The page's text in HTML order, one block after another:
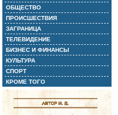
ОБЩЕСТВО
ПРОИСШЕСТВИЯ
ЗАГРАНИЦА
ТЕЛЕВИДЕНИЕ
БИЗНЕС И ФИНАНСЫ
КУЛЬТУРА
СПОРТ
КРОМЕ ТОГО